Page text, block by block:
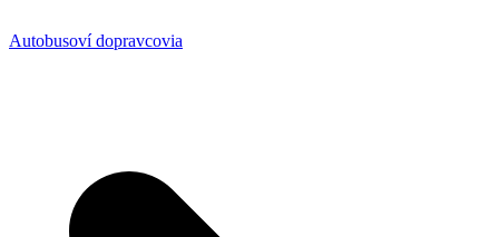
Autobusoví dopravcovia